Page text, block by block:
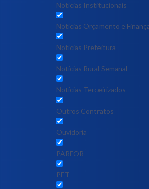
Notícias Institucionais
Notícias Orçamento e
Notícias Prefeitura
Notícias Rural Semanal
Notícias Terceirizados
Outros Contratos
Ouvidoria
PARFOR
PET